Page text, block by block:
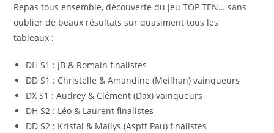
Repas tous ensemble, découverte du jeu TOP TEN… sans
oublier de beaux résultats sur quasiment tous les
tableaux :
DH S1 : JB & Romain finalistes
DD S1 : Christelle & Amandine (Meilhan) vainqueurs
DX S1 : Audrey & Clément (Dax) vainqueurs
DH S2 : Léo & Laurent finalistes
DD S2 : Kristal & Maïlys (Asptt Pau) finalistes